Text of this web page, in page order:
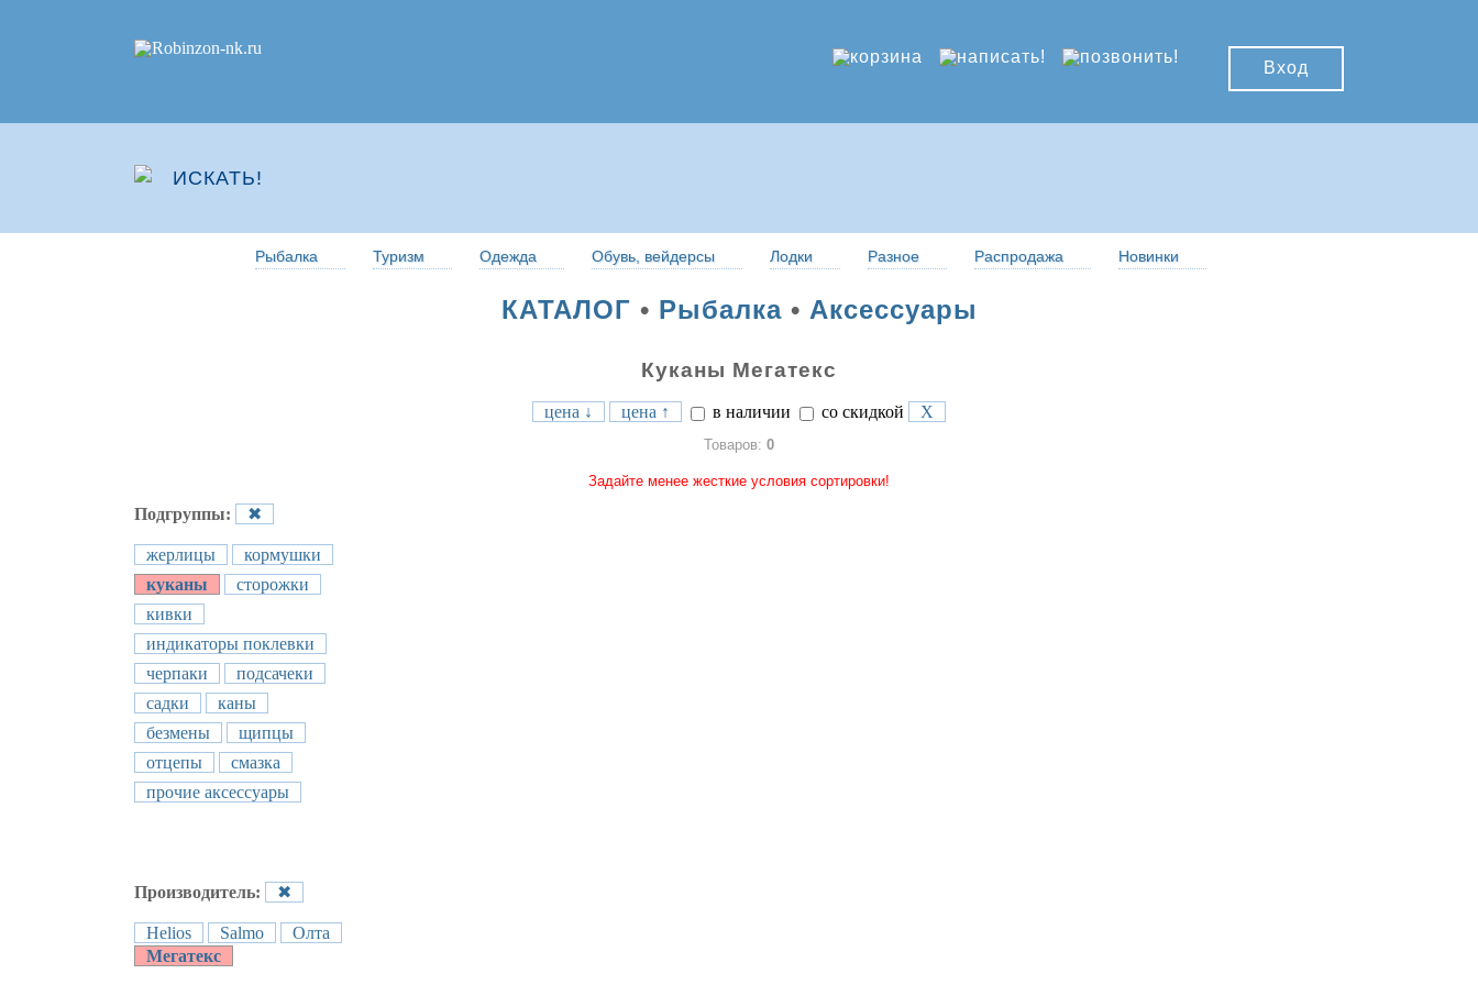
Вход
Рыбалка Туризм Одежда Обувь, вейдерсы Лодки Разное Распродажа Новинки
КАТАЛОГ • Рыбалка• Аксессуары
Куканы Мегатекс
цена ↓ цена ↑ в наличии со скидкой X
Товаров: 0
Задайте менее жесткие условия сортировки!
Подгруппы: ✖
жерлицы
кормушки
куканы
сторожки
кивки
индикаторы поклевки
черпаки
подсачеки
садки
каны
безмены
щипцы
отцепы
смазка
прочие аксессуары
Производитель: ✖
Helios Salmo
Олта
Мегатекс